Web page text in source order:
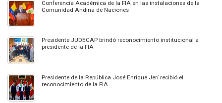
Conferencia Académica de la FIA en las instalaciones de la
Comunidad Andina de Naciones
Presidente JUDECAP brindó reconocimiento institucional a
presidente de la FIA
Presidente de la República José Enrique Jerí recibió el
reconocimiento de la FIA